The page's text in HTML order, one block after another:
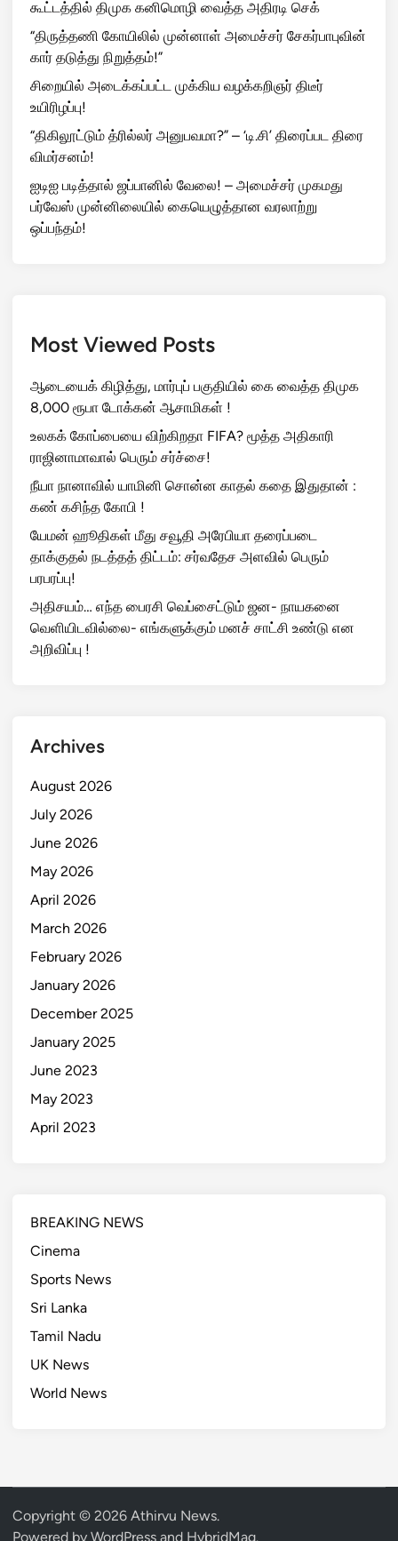
கூட்டத்தில் திமுக கனிமொழி வைத்த அதிரடி செக்
“திருத்தணி கோயிலில் முன்னாள் அமைச்சர் சேகர்பாபுவின்
கார் தடுத்து நிறுத்தம்!”
சிறையில் அடைக்கப்பட்ட முக்கிய வழக்கறிஞர் திடீர்
உயிரிழப்பு!
“திகிலூட்டும் த்ரில்லர் அனுபவமா?” – ‘டி.சி’ திரைப்பட திரை
விமர்சனம்!
ஐடிஐ படித்தால் ஜப்பானில் வேலை! – அமைச்சர் முகமது
பர்வேஸ் முன்னிலையில் கையெழுத்தான வரலாற்று
ஒப்பந்தம்!
Most Viewed Posts
ஆடையைக் கிழித்து, மார்புப் பகுதியில் கை வைத்த திமுக
8,000 ரூபா டோக்கன் ஆசாமிகள் !
உலகக் கோப்பையை விற்கிறதா FIFA? மூத்த அதிகாரி
ராஜினாமாவால் பெரும் சர்ச்சை!
நீயா நானாவில் யாமினி சொன்ன காதல் கதை இதுதான் :
கண் கசிந்த கோபி !
யேமன் ஹூதிகள் மீது சவூதி அரேபியா தரைப்படை
தாக்குதல் நடத்தத் திட்டம்: சர்வதேச அளவில் பெரும்
பரபரப்பு!
அதிசயம்… எந்த பைரசி வெப்சைட்டும் ஜன- நாயகனை
வெளியிடவில்லை- எங்களுக்கும் மனச் சாட்சி உண்டு என
அறிவிப்பு !
Archives
August 2026
July 2026
June 2026
May 2026
April 2026
March 2026
February 2026
January 2026
December 2025
January 2025
June 2023
May 2023
April 2023
BREAKING NEWS
Cinema
Sports News
Sri Lanka
Tamil Nadu
UK News
World News
Copyright © 2026 Athirvu News.
Powered by WordPress and HybridMag.